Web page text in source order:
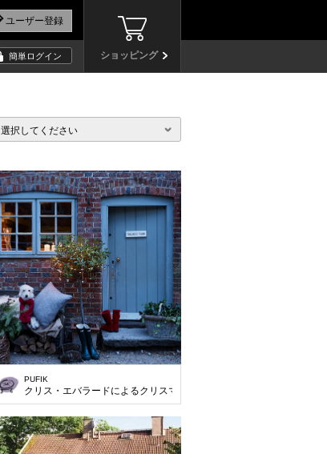
ショッピング
簡単ログイン
選択してください
PUFIK
クリス・エバラードによるクリスマステーマ